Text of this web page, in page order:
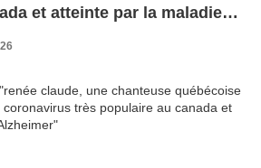
et atteinte par la maladie